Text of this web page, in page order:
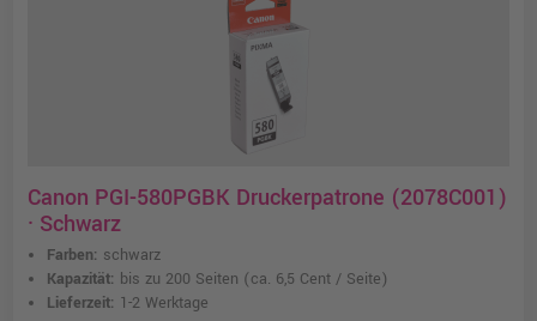
Canon PGI-580PGBK Druckerpatrone (2078C001)
· Schwarz
Farben: schwarz
Kapazität: bis zu 200 Seiten (ca. 6,5 Cent / Seite)
Lieferzeit: 1-2 Werktage